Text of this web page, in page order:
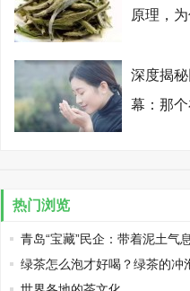
原理，
深度揭
幕：那
热门浏览
青岛“宝藏”民企：带着泥土气
高新技术企业？
绿茶怎么泡才好喝？绿茶的冲